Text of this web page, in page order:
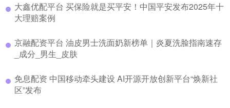
​大鑫优配平台 买保险就是买平安！中国平安发布2025年十
大理赔案例
​京融配资平台 油皮男士洗面奶新榜单｜炎夏洗脸指南速存
_成分_男生_皮肤
​免息配资 中国移动牵头建设 AI开源开放创新平台“焕新社
区”发布